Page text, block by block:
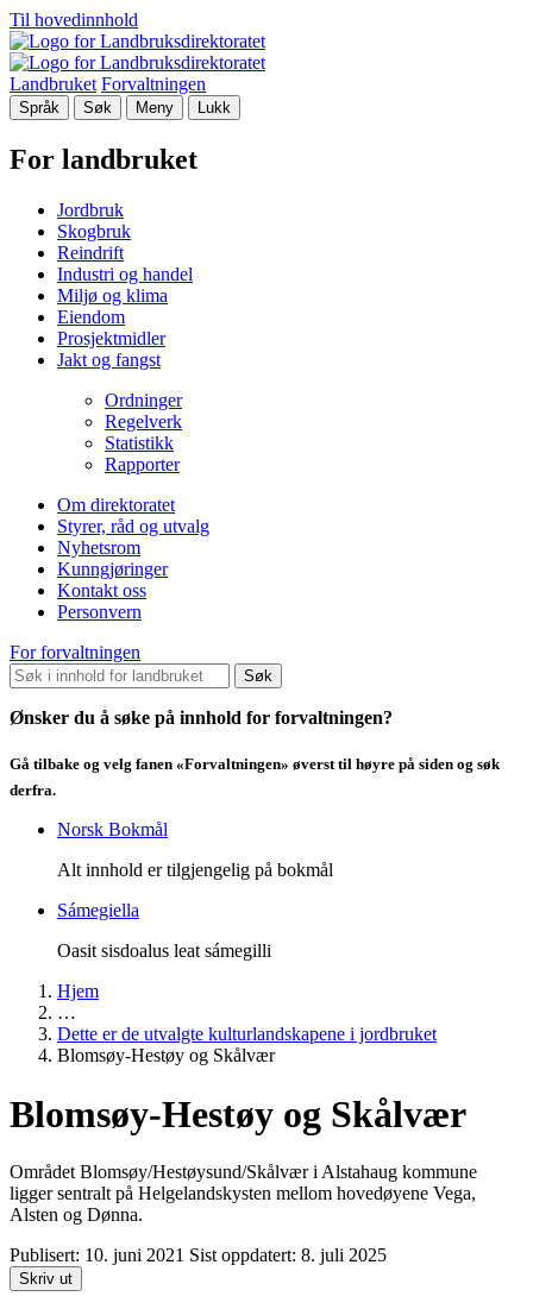
Til hovedinnhold
Landbruket Forvaltningen
Språk Søk Meny Lukk
For landbruket
Jordbruk
Skogbruk
Reindrift
Industri og handel
Miljø og klima
Eiendom
Prosjektmidler
Jakt og fangst
Ordninger
Regelverk
Statistikk
Rapporter
Om direktoratet
Styrer, råd og utvalg
Nyhetsrom
Kunngjøringer
Kontakt oss
Personvern
For forvaltningen
Søk
Ønsker du å søke på innhold for forvaltningen?
Gå tilbake og velg fanen «Forvaltningen» øverst til høyre på siden og søk
derfra.
Norsk Bokmål
Alt innhold er tilgjengelig på bokmål
Sámegiella
Oasit sisdoalus leat sámegilli
Hjem
…
Dette er de utvalgte kulturlandskapene i jordbruket
Blomsøy-Hestøy og Skålvær
Blomsøy-Hestøy og Skålvær
Området Blomsøy/Hestøysund/Skålvær i Alstahaug kommune
ligger sentralt på Helgelandskysten mellom hovedøyene Vega,
Alsten og Dønna.
Publisert: 10. juni 2021 Sist oppdatert: 8. juli 2025
Skriv ut